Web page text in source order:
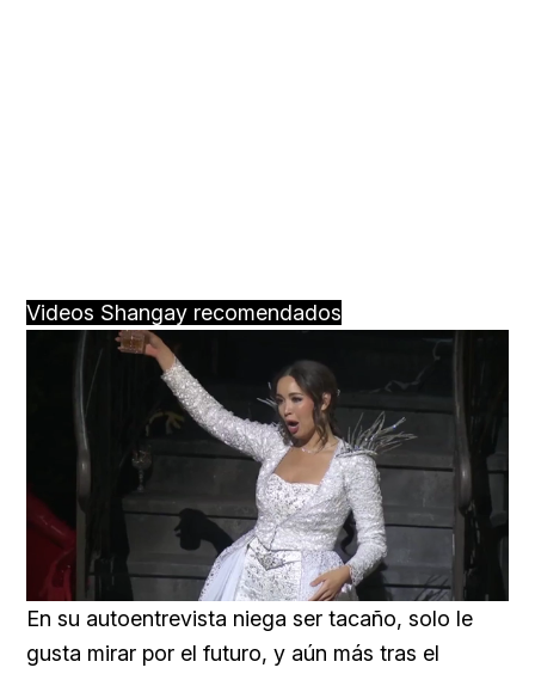
Videos Shangay recomendados
Unmute Loaded:
25.99%
En su autoentrevista niega ser tacaño, solo le
gusta mirar por el futuro, y aún más tras el